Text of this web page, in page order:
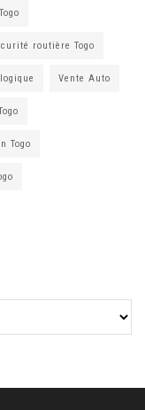
routière Togo
Vente Auto
Togo